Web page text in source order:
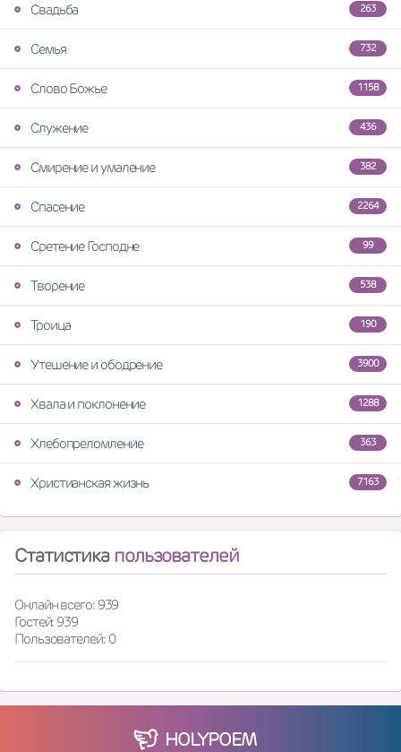
263
Свадьба
732
Семья
1158
Слово Божье
436
Служение
382
Смирение и умаление
2264
Спасение
99
Сретение Господне
538
Творение
190
Троица
3900
Утешение и ободрение
1288
Хвала и поклонение
363
Хлебопреломление
7163
Христианская жизнь
Статистика пользователей
Онлайн всего: 939
Гостей: 939
Пользователей: 0
HOLYPOEM